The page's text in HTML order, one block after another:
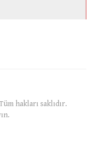
hakları saklıdır.